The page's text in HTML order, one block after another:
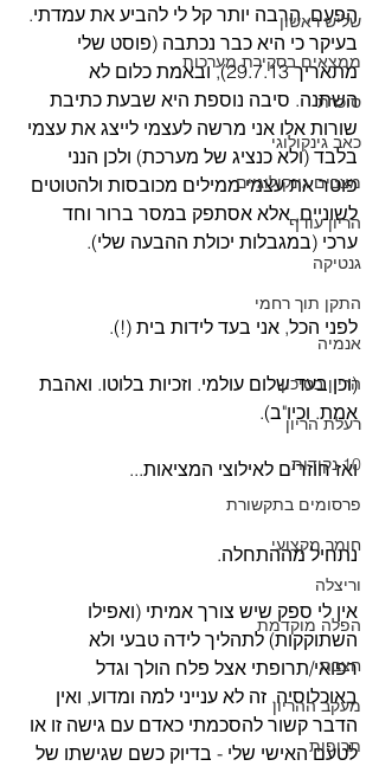
שליש ראשון
ממצאים בסקירת מערכות
סוכרת
כאב גינקולוגי
מצבים גינקולוגיים
הריון עודף
גנטיקה
התקן תוך רחמי
אנמיה
הריון בסיכון
רעלת הריון
10 נקודות
פרסומים בתקשורת
חומר מקצועי
וריצלה
הפלה מוקדמת
חצבת
מעקב ההריון
תרופות
הפעם, הרבה יותר קל לי להביע את עמדתי.
בעיקר כי היא כבר נכתבה (פוסט שלי
מתאריך 29.7.13), ובאמת כלום לא
השתנה. סיבה נוספת היא שבעת כתיבת
שורות אלו אני מרשה לעצמי לייצג את עצמי
בלבד (ולא כנציג של מערכת) ולכן הנני
פוטר את עצמי ממילים מכובסות ולהטוטים
לשוניים, אלא אסתפק במסר ברור וחד
ערכי (במגבלות יכולת ההבעה שלי).
לפני הכל, אני בעד לידות בית (!).
(וכן בעד שלום עולמי. וזכיות בלוטו. ואהבת
אמת. וכיו"ב).
ואז חוזרים לאילוצי המציאות...
נתחיל מההתחלה.
אין לי ספק שיש צורך אמיתי (ואפילו
השתוקקות) לתהליך לידה טבעי ולא
רפואי/תרופתי אצל פלח הולך וגדל
באוכלוסיה. זה לא ענייני למה ומדוע, ואין
הדבר קשור להסכמתי כאדם עם גישה זו או
לטעם האישי שלי - בדיוק כשם שגישתו של